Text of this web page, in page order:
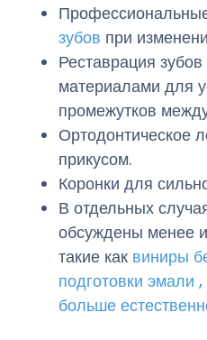
зубов при
Реставрация
материалами для
промежутков
Ортодонтическое
прикусом.
Коронки для
В отдельных
обсуждены менее
такие как виниры
подготовки эмали
больше